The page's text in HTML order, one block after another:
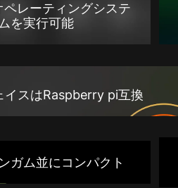
ペレーティングシステ
ムを実行可能
イスはRaspberry pi互換
ガム並にコンパクト